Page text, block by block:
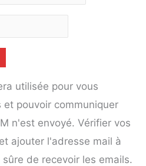
utilisée pour vous
pouvoir communiquer
n'est envoyé. Vérifier vos
ajouter l'adresse mail à
de recevoir les emails.